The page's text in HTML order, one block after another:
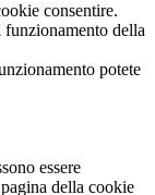
consentire.
della
potete
essere
della cookie